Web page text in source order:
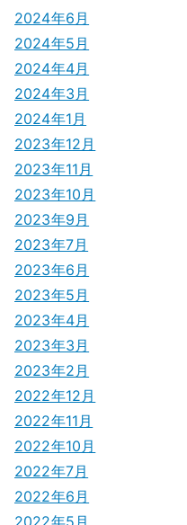
2024年6月
2024年5月
2024年4月
2024年3月
2024年1月
2023年12月
2023年11月
2023年10月
2023年9月
2023年7月
2023年6月
2023年5月
2023年4月
2023年3月
2023年2月
2022年12月
2022年11月
2022年10月
2022年7月
2022年6月